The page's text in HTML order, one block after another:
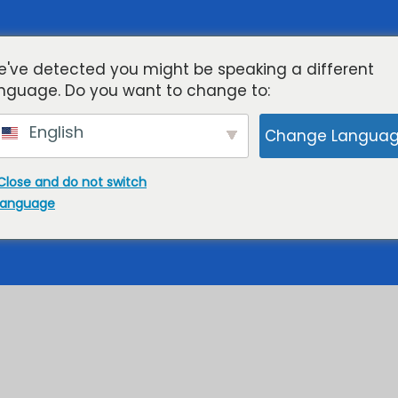
Zuid-Amerika
detected you might be speaking a different
Do you want to change to:
English Change
and do not switch